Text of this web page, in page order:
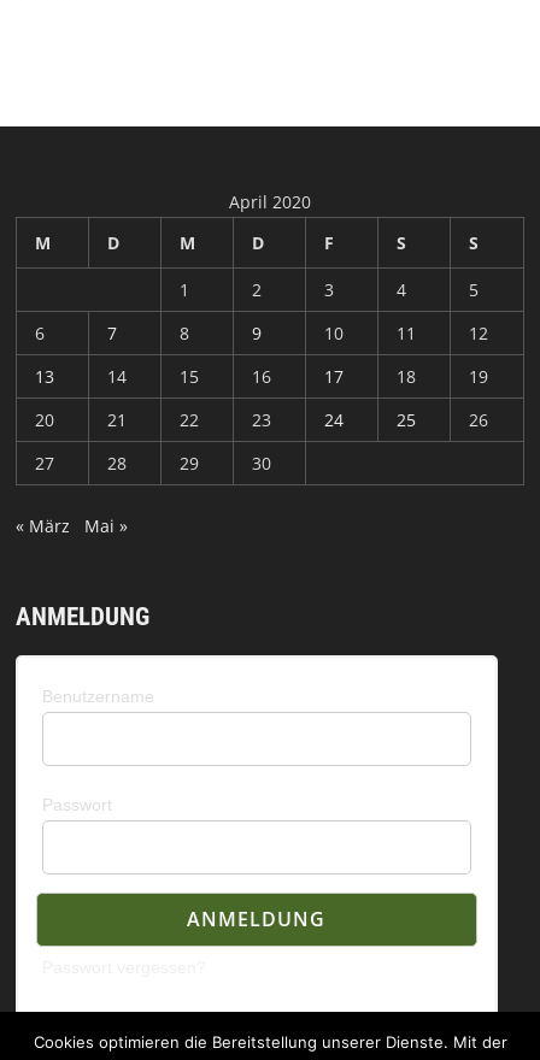
April 2020
M
D M D F S S
1 2 3 4
5
6
7 8 9 10 11
12
13
14 15 16 17 18
19
20
21 22 23 24 25
26
27
28 29 30
« März Mai »
ANMELDUNG
Benutzername
Passwort
Cookies optimieren die Bereitstellung unserer Dienste. Mit der